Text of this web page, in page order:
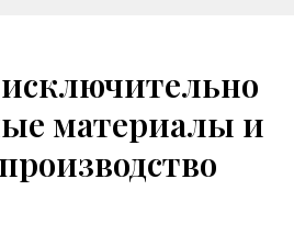
материалы и